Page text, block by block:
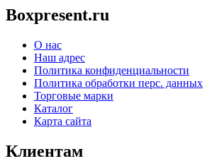
Boxpresent.ru
О нас
Наш адрес
Политика конфиденциальности
Политика обработки перс. данных
Торговые марки
Каталог
Карта сайта
Клиентам